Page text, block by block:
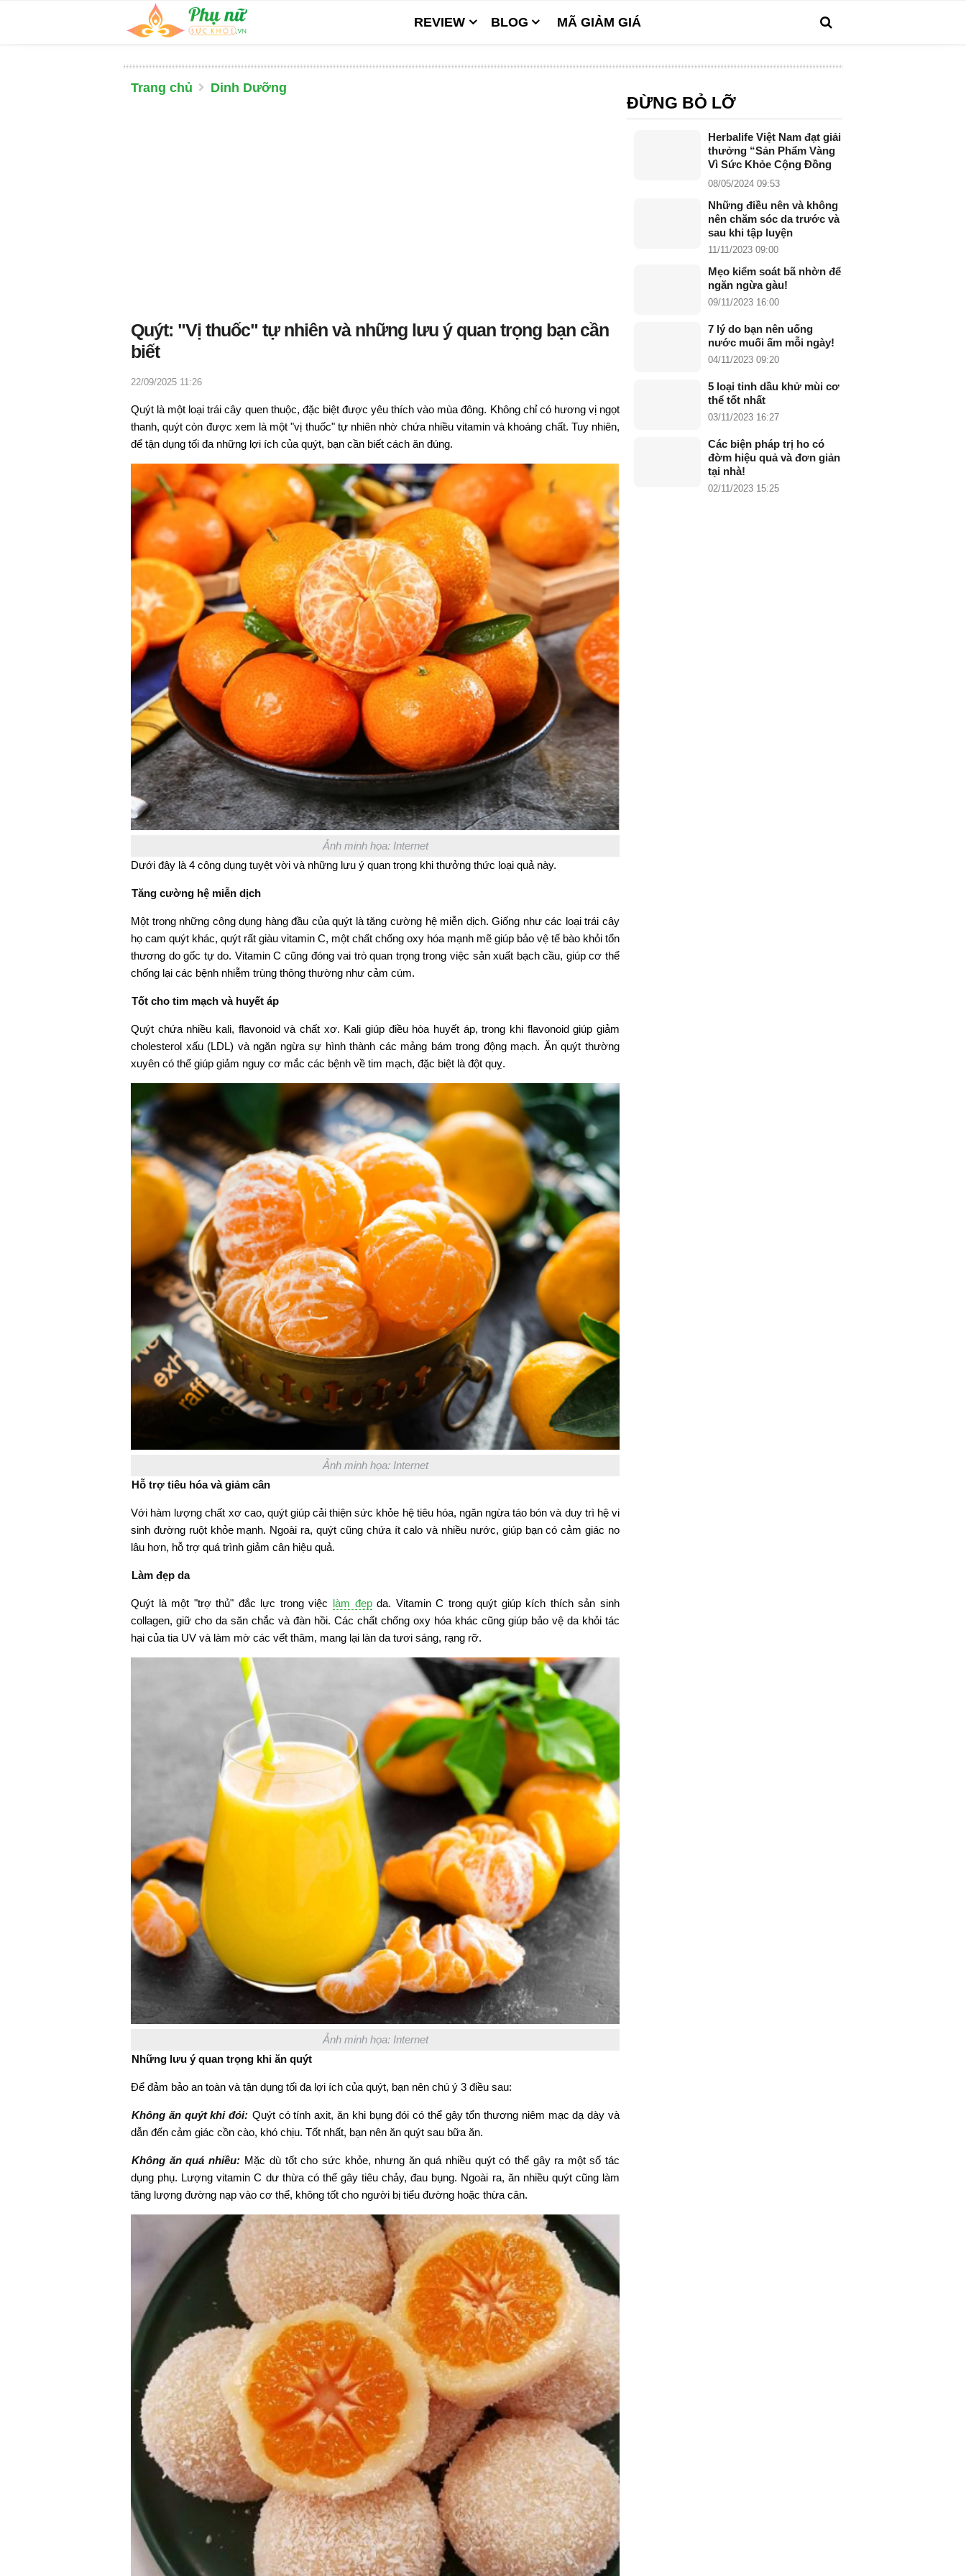
REVIEW BLOG MÃ GIẢM GIÁ
Trang chủ Dinh Dưỡng
Quýt: "Vị thuốc" tự nhiên và những lưu ý quan trọng bạn cần
biết
22/09/2025 11:26
Quýt là một loại trái cây quen thuộc, đặc biệt được yêu thích vào mùa đông. Không chỉ có hương vị ngọt
thanh, quýt còn được xem là một "vị thuốc" tự nhiên nhờ chứa nhiều vitamin và khoáng chất. Tuy nhiên,
để tận dụng tối đa những lợi ích của quýt, bạn cần biết cách ăn đúng.
Ảnh minh họa: Internet
Dưới đây là 4 công dụng tuyệt vời và những lưu ý quan trọng khi thưởng thức loại quả này.
Tăng cường hệ miễn dịch
Một trong những công dụng hàng đầu của quýt là tăng cường hệ miễn dịch. Giống như các loại trái cây
họ cam quýt khác, quýt rất giàu vitamin C, một chất chống oxy hóa mạnh mẽ giúp bảo vệ tế bào khỏi tổn
thương do gốc tự do. Vitamin C cũng đóng vai trò quan trọng trong việc sản xuất bạch cầu, giúp cơ thể
chống lại các bệnh nhiễm trùng thông thường như cảm cúm.
Tốt cho tim mạch và huyết áp
Quýt chứa nhiều kali, flavonoid và chất xơ. Kali giúp điều hòa huyết áp, trong khi flavonoid giúp giảm
cholesterol xấu (LDL) và ngăn ngừa sự hình thành các mảng bám trong động mạch. Ăn quýt thường
xuyên có thể giúp giảm nguy cơ mắc các bệnh về tim mạch, đặc biệt là đột quỵ.
Ảnh minh họa: Internet
Hỗ trợ tiêu hóa và giảm cân
Với hàm lượng chất xơ cao, quýt giúp cải thiện sức khỏe hệ tiêu hóa, ngăn ngừa táo bón và duy trì hệ vi
sinh đường ruột khỏe mạnh. Ngoài ra, quýt cũng chứa ít calo và nhiều nước, giúp bạn có cảm giác no
lâu hơn, hỗ trợ quá trình giảm cân hiệu quả.
Làm đẹp da
Quýt là một "trợ thủ" đắc lực trong việc làm đẹpda. Vitamin C trong quýt giúp kích thích sản sinh
collagen, giữ cho da săn chắc và đàn hồi. Các chất chống oxy hóa khác cũng giúp bảo vệ da khỏi tác
hại của tia UV và làm mờ các vết thâm, mang lại làn da tươi sáng, rạng rỡ.
Ảnh minh họa: Internet
Những lưu ý quan trọng khi ăn quýt
Để đảm bảo an toàn và tận dụng tối đa lợi ích của quýt, bạn nên chú ý 3 điều sau:
Không ăn quýt khi đói: Quýt có tính axit, ăn khi bụng đói có thể gây tổn thương niêm mạc dạ dày và
dẫn đến cảm giác cồn cào, khó chịu. Tốt nhất, bạn nên ăn quýt sau bữa ăn.
Không ăn quá nhiều: Mặc dù tốt cho sức khỏe, nhưng ăn quá nhiều quýt có thể gây ra một số tác
dụng phụ. Lượng vitamin C dư thừa có thể gây tiêu chảy, đau bụng. Ngoài ra, ăn nhiều quýt cũng làm
tăng lượng đường nạp vào cơ thể, không tốt cho người bị tiểu đường hoặc thừa cân.
ĐỪNG BỎ LỠ
Herbalife Việt Nam đạt giải
thưởng “Sản Phẩm Vàng
Vì Sức Khỏe Cộng Đồng
năm 2024”
08/05/2024 09:53
Những điều nên và không
nên chăm sóc da trước và
sau khi tập luyện
11/11/2023 09:00
Mẹo kiểm soát bã nhờn để
ngăn ngừa gàu!
09/11/2023 16:00
7 lý do bạn nên uống
nước muối ấm mỗi ngày!
04/11/2023 09:20
5 loại tinh dầu khử mùi cơ
thể tốt nhất
03/11/2023 16:27
Các biện pháp trị ho có
đờm hiệu quả và đơn giản
tại nhà!
02/11/2023 15:25